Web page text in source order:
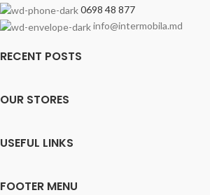
0698 48 877
info@intermobila.md
RECENT POSTS
OUR STORES
USEFUL LINKS
FOOTER MENU